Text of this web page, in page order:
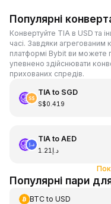
Популярні
Конвертуйте TIA в USD та
часі. Завдяки
платформі Bybit ви можете
упевнено здійснювати
прихованих спредів.
TIAto SGD
S$0.419
TIAto AED
د.إ1.21
Популярні пари
BTCto USD